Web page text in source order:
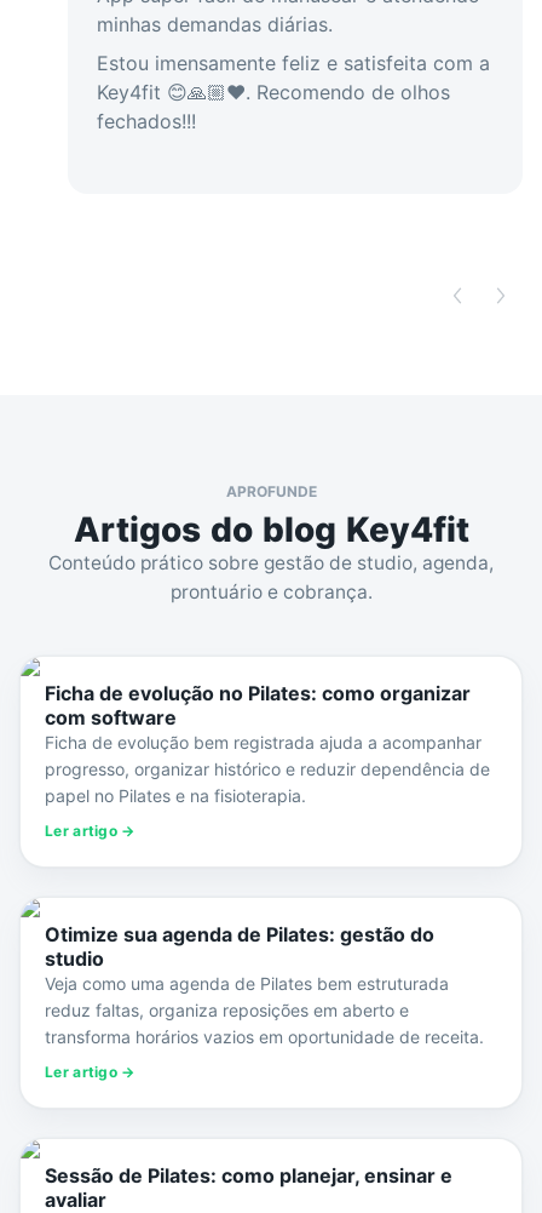
minhas demandas diárias.
Estou imensamente feliz e satisfeita com a
Key4fit 😊🙏🏼❤️. Recomendo de olhos
fechados!!!
APROFUNDE
Artigos do blog Key4fit
Conteúdo prático sobre gestão de studio, agenda,
prontuário e cobrança.
Ficha de evolução no Pilates: como organizar
com software
Ficha de evolução bem registrada ajuda a acompanhar
progresso, organizar histórico e reduzir dependência de
papel no Pilates e na fisioterapia.
Ler artigo →
Otimize sua agenda de Pilates: gestão do
studio
Veja como uma agenda de Pilates bem estruturada
reduz faltas, organiza reposições em aberto e
transforma horários vazios em oportunidade de receita.
Ler artigo →
Sessão de Pilates: como planejar, ensinar e
avaliar